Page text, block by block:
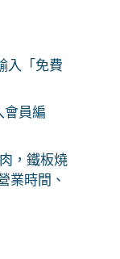
入「免費
會員編
，鐵板燒
業時間、